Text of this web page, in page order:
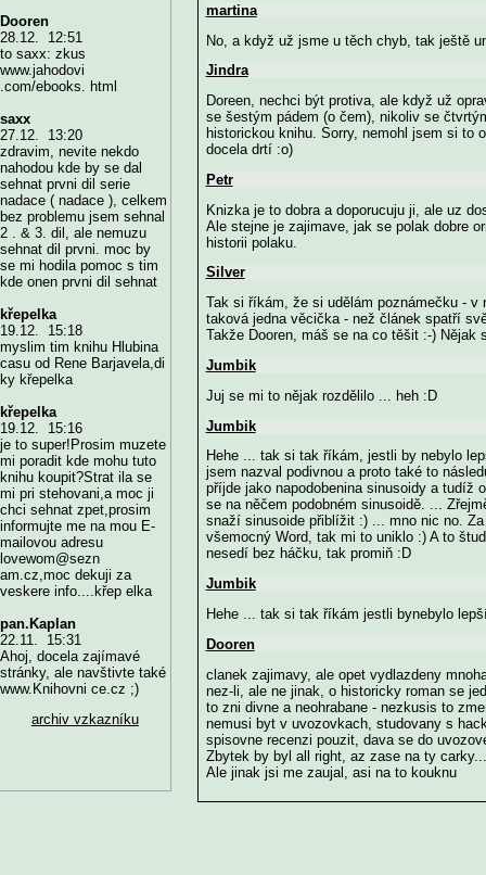
martina
No, a když už jsme u těch chyb, tak ještě
Jindra
Doreen, nechci být protiva, ale když už
se šestým pádem (o čem), nikoliv se
historickou knihu. Sorry, nemohl jsem si to
docela drtí :o)
Petr
Knizka je to dobra a doporucuju ji, ale uz
Ale stejne je zajimave, jak se polak dobre
historii polaku.
Silver
Tak si říkám, že si udělám poznámečku - v
taková jedna věcička - než článek spatří
Takže Dooren, máš se na co těšit :-)
Jumbik
Juj se mi to nějak rozdělilo ... heh :D
Jumbik
Hehe ... tak si tak říkám, jestli by nebylo
jsem nazval podivnou a proto také to
příjde jako napodobenina sinusoidy a tudíž
se na něčem podobném sinusoidě. ...
snaží sinusoide přiblížit :) ... mno nic no.
všemocný Word, tak mi to uniklo :) A to
nesedí bez háčku, tak promiň :D
Jumbik
Hehe ... tak si tak říkám jestli bynebylo
Dooren
clanek zajimavy, ale opet vydlazdeny
nez-li, ale ne jinak, o historicky roman se
to zni divne a neohrabane - nezkusis to
nemusi byt v uvozovkach, studovany s
spisovne recenzi pouzit, dava se do
Zbytek by byl all right, az zase na ty carky...
Ale jinak jsi me zaujal, asi na to kouknu
Dooren
28.12. 12:51
to saxx: zkus
www.jahodovi
.com/ebooks. html
saxx
27.12. 13:20
zdravim, nevite nekdo
nahodou kde by se dal
sehnat prvni dil serie
nadace ( nadace ), celkem
bez problemu jsem sehnal
2 . & 3. dil, ale nemuzu
sehnat dil prvni. moc by
se mi hodila pomoc s tim
kde onen prvni dil sehnat
křepelka
19.12. 15:18
myslim tim knihu Hlubina
casu od Rene Barjavela,di
ky křepelka
křepelka
19.12. 15:16
je to super!Prosim muzete
mi poradit kde mohu tuto
knihu koupit?Strat ila se
mi pri stehovani,a moc ji
chci sehnat zpet,prosim
informujte me na mou E-
mailovou adresu
lovewom@sezn
am.cz,moc dekuji za
veskere info....křep elka
pan.Kaplan
22.11. 15:31
Ahoj, docela zajímavé
stránky, ale navštivte také
www.Knihovni ce.cz ;)
archiv vzkazníku